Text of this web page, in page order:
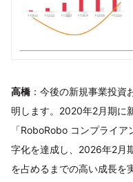
高橋 ：今後の新規事業投資
明します。2020年2月期に
「RoboRobo コンプライ
字化を達成し、2026年2月
を占めるまでの高い成長を